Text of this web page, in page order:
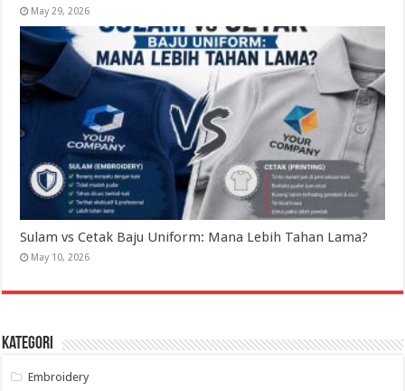
May 29, 2026
Sulam vs Cetak Baju Uniform: Mana Lebih Tahan Lama?
May 10, 2026
Kategori
Embroidery